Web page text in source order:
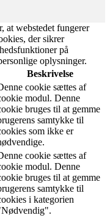
at webstedet fungerer
der sikrer
på
oplysninger.
Beskrivelse
cookie sættes af
modul. Denne
bruges til at gemme
samtykke til
som ikke er
cookie sættes af
modul. Denne
bruges til at gemme
samtykke til
i kategorien